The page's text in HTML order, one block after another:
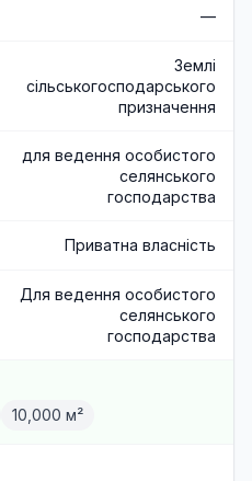
—
Землі
сільськогосподарського
призначення
для ведення особистого
селянського
господарства
Приватна власність
Для ведення особистого
селянського
господарства
10,000 м²